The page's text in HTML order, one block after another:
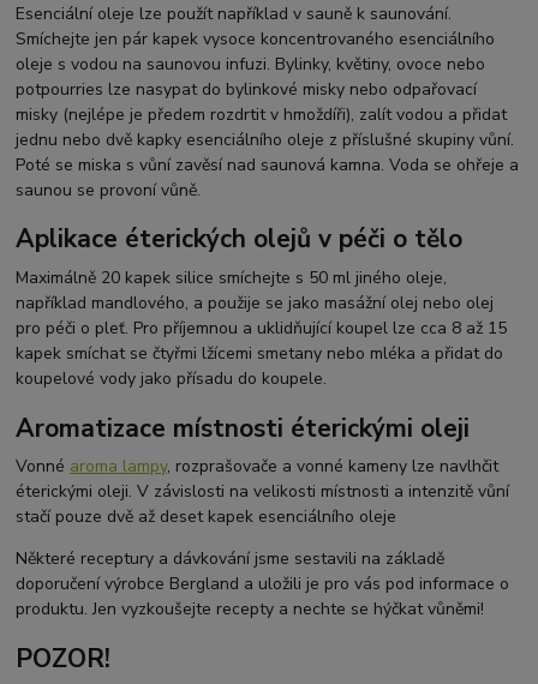
Esenciální oleje lze použít například v sauně k saunování.
Smíchejte jen pár kapek vysoce koncentrovaného esenciálního
oleje s vodou na saunovou infuzi. Bylinky, květiny, ovoce nebo
potpourries lze nasypat do bylinkové misky nebo odpařovací
misky (nejlépe je předem rozdrtit v hmoždíři), zalít vodou a přidat
jednu nebo dvě kapky esenciálního oleje z příslušné skupiny vůní.
Poté se miska s vůní zavěsí nad saunová kamna. Voda se ohřeje a
saunou se provoní vůně.
Aplikace éterických olejů v péči o tělo
Maximálně 20 kapek silice smíchejte s 50 ml jiného oleje,
například mandlového, a použije se jako masážní olej nebo olej
pro péči o pleť. Pro příjemnou a uklidňující koupel lze cca 8 až 15
kapek smíchat se čtyřmi lžícemi smetany nebo mléka a přidat do
koupelové vody jako přísadu do koupele.
Aromatizace místnosti éterickými oleji
Vonné aroma lampy, rozprašovače a vonné kameny lze navlhčit
éterickými oleji. V závislosti na velikosti místnosti a intenzitě vůní
stačí pouze dvě až deset kapek esenciálního oleje
Některé receptury a dávkování jsme sestavili na základě
doporučení výrobce Bergland a uložili je pro vás pod informace o
produktu. Jen vyzkoušejte recepty a nechte se hýčkat vůněmi!
POZOR!